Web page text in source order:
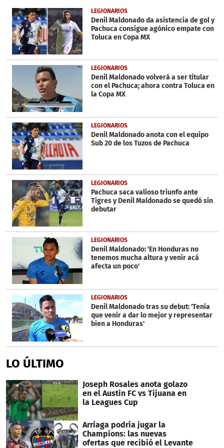
57
seconds
LEGIONARIOS
Denil Maldonado da asistencia de gol y
Pachuca consigue agónico empate con
Toluca en Copa MX
LEGIONARIOS
Denil Maldonado volverá a ser titular
con el Pachuca; ahora contra Toluca en
la Copa MX
LEGIONARIOS
Denil Maldonado anota con el equipo
Sub 20 de los Tuzos de Pachuca
LEGIONARIOS
Pachuca saca valioso triunfo ante
Tigres y Denil Maldonado se quedó sin
debutar
LEGIONARIOS
Denil Maldonado: 'En Honduras no
tenemos mucha altura y venir acá
afecta un poco'
LEGIONARIOS
Denil Maldonado tras su debut: 'Tenía
que venir a dar lo mejor y representar
bien a Honduras'
LO ÚLTIMO
Joseph Rosales anota golazo
en el Austin FC vs Tijuana en
la Leagues Cup
Arriaga podría jugar la
Champions: las nuevas
ofertas que recibió el Levante